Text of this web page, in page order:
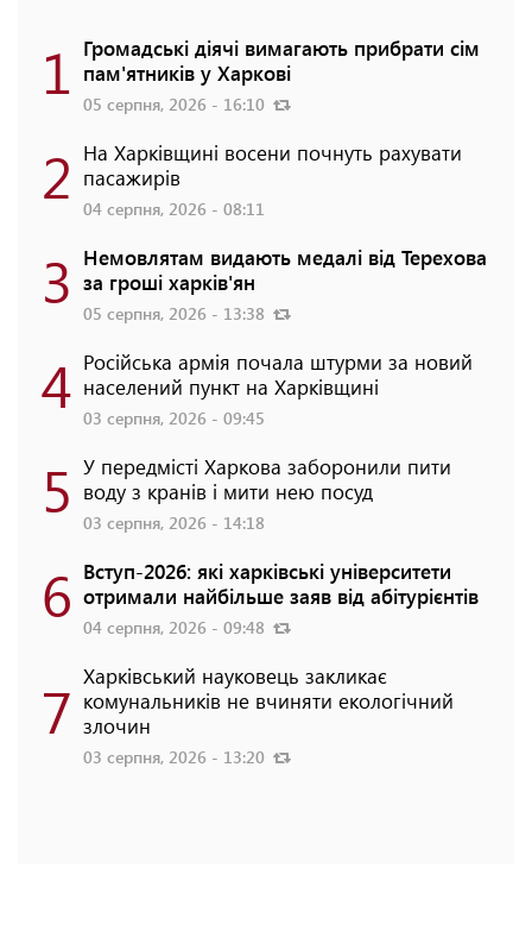
1 Громадські діячі вимагають прибрати сім
пам'ятників у Харкові
05 серпня, 2026 - 16:10
2 На Харківщині восени почнуть рахувати
пасажирів
04 серпня, 2026 - 08:11
3 Немовлятам видають медалі від Терехова
за гроші харків'ян
05 серпня, 2026 - 13:38
4 Російська армія почала штурми за новий
населений пункт на Харківщині
03 серпня, 2026 - 09:45
5 У передмісті Харкова заборонили пити
воду з кранів і мити нею посуд
03 серпня, 2026 - 14:18
6 Вступ-2026: які харківські університети
отримали найбільше заяв від абітурієнтів
04 серпня, 2026 - 09:48
7 Харківський науковець закликає
комунальників не вчиняти екологічний
злочин
03 серпня, 2026 - 13:20